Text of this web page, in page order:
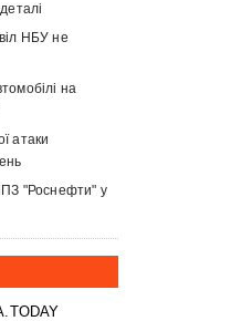
НБУ не
на
атаки
"Роснефти" у